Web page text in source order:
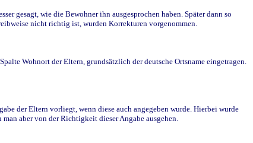
gesagt, wie die Bewohner ihn ausgesprochen haben. Später dann so
nicht richtig ist, wurden Korrekturen vorgenommen.
Wohnort der Eltern, grundsätzlich der deutsche Ortsname eingetragen.
der Eltern vorliegt, wenn diese auch angegeben wurde. Hierbei wurde
aber von der Richtigkeit dieser Angabe ausgehen.